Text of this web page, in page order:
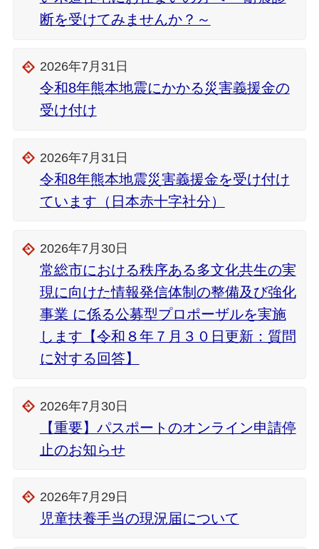
断を受けてみませんか？～
2026年7月31日
令和8年熊本地震にかかる災害義援金の
受け付け
2026年7月31日
令和8年熊本地震災害義援金を受け付け
ています（日本赤十字社分）
2026年7月30日
常総市における秩序ある多文化共生の実
現に向けた情報発信体制の整備及び強化
事業 に係る公募型プロポーザルを実施
します【令和８年７月３０日更新：質問
に対する回答】
2026年7月30日
【重要】パスポートのオンライン申請停
止のお知らせ
2026年7月29日
児童扶養手当の現況届について